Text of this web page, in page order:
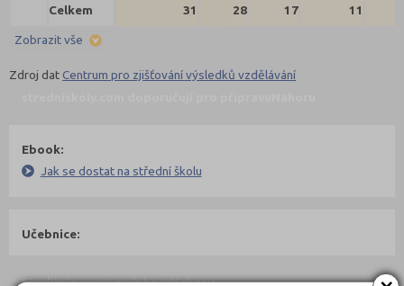
Celkem 31 28 17 11
Zobrazit vše
Zdroj datCentrum pro zjišťování výsledků vzdělávání
Ebook:
Jak se dostat na střední školu
Učebnice:
Studijní programy/oboryNahoru